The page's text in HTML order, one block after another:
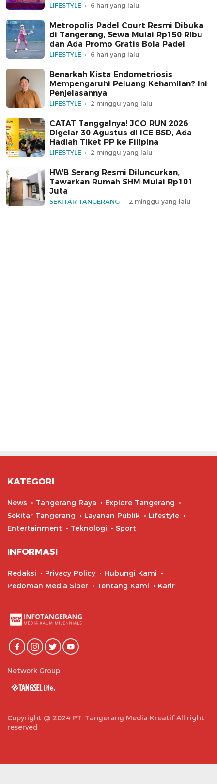
LIFESTYLE 6 hari yang lalu
Metropolis Padel Court Resmi Dibuka
di Tangerang, Sewa Mulai Rp150 Ribu
dan Ada Promo Gratis Bola Padel
LIFESTYLE 6 hari yang lalu
Benarkah Kista Endometriosis
Mempengaruhi Peluang Kehamilan? Ini
Penjelasannya
LIFESTYLE 2 minggu yang lalu
CATAT Tanggalnya! JCO RUN 2026
Digelar 30 Agustus di ICE BSD, Ada
Hadiah Tiket PP ke Filipina
LIFESTYLE 2 minggu yang lalu
HWB Serang Resmi Diluncurkan,
Tawarkan Rumah SHM Mulai Rp101
Juta
SEKITAR TANGERANG 2 minggu yang lalu
KATEGORI
News Tangerang Raya
Explore Tangerang
Sekitar Tangerang
Layanan Publik
Lifestyle
Entertainment
Teknologi Sport
INFORMASI
Redaksi Privacy Policy
Hubungi Kami
Pedoman Media Siber
Tentang Kami Karir
Network Group
Copyright @ 2024 PT. Tangerang Media Kreatif All right
reserved